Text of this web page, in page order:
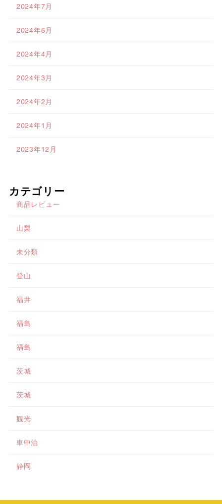
2024年7月
2024年6月
2024年4月
2024年3月
2024年2月
2024年1月
2023年12月
カテゴリー
商品レビュー
山梨
未分類
登山
福井
福島
福島
茨城
茨城
観光
車中泊
静岡